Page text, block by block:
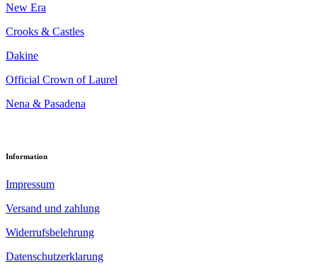
New Era
Crooks & Castles
Dakine
Official Crown of Laurel
Nena & Pasadena
Information
Impressum
Versand und zahlung
Widerrufsbelehrung
Datenschutzerklarung